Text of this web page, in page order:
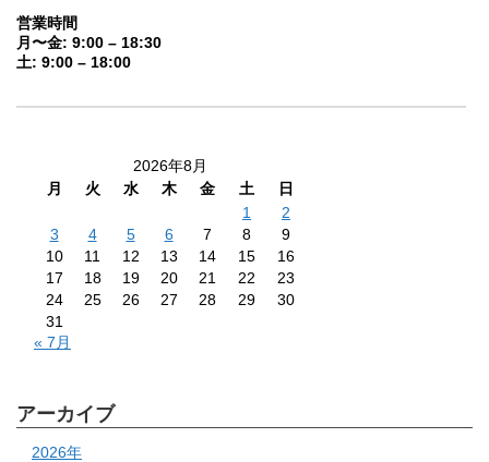
営業時間
月〜金: 9:00 – 18:30
土: 9:00 – 18:00
2026年8月
月
火 水 木 金 土
日
1
2
3
4 5 6 7 8
9
10
11 12 13 14 15
16
17
18 19 20 21 22
23
24
25 26 27 28 29
30
31
« 7月
アーカイブ
2026年